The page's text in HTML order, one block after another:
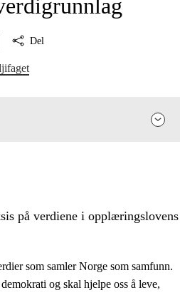
Del
på verdiene i opplæringslovens
som samler Norge som samfunn.
og skal hjelpe oss å leve,